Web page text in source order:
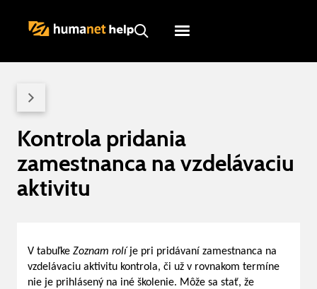
Humanet
Kontrola pridania
zamestnanca na vzdelávaciu
aktivitu
V tabuľke Zoznam rolíje pri pridávaní zamestnanca na
vzdelávaciu aktivitu kontrola, či už v rovnakom termíne
nie je prihlásený na iné školenie. Môže sa stať, že